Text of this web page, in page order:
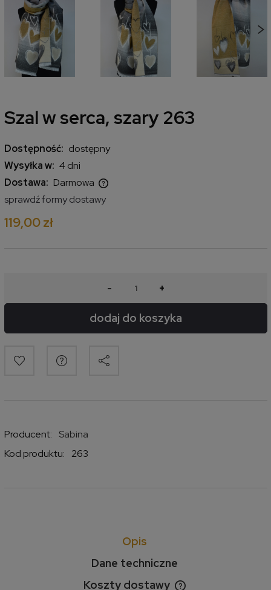
Szal w serca, szary 263
Dostępność: dostępny
Wysyłka w: 4 dni
Dostawa: Darmowa
Cena nie zawiera ewentualnych kosztów płatności
sprawdź formy dostawy
119,00 zł
- +
dodaj do koszyka
Producent:
Sabina
Kod produktu:
263
Opis
Dane techniczne
Koszty dostawy